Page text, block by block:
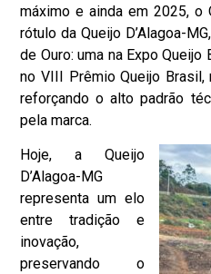
máximo e ainda em 2025, o
rótulo da Queijo D’Alagoa-
de Ouro: uma na Expo Queijo
no VIII Prêmio Queijo Brasil,
reforçando o alto padrão
pela marca.
Hoje, a Queijo
D’Alagoa-MG
representa um elo
entre tradição e
inovação,
preservando o